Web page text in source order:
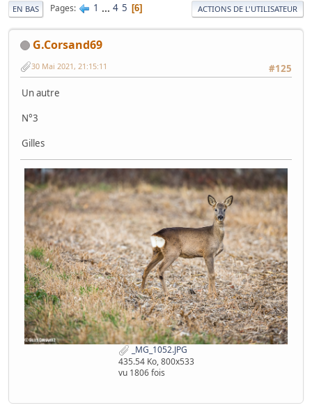
EN BAS Pages 1 ... 4 5 6 ACTIONS DE L'UTILISATEUR
G.Corsand69
#125
30 Mai 2021, 21:15:11
Un autre
N°3
Gilles
_MG_1052.JPG
435.54 Ko, 800x533
vu 1806 fois